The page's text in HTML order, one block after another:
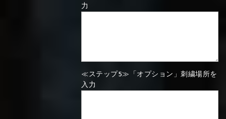
力
≪ステップ5≫「オプション」刺繍場所を
入力